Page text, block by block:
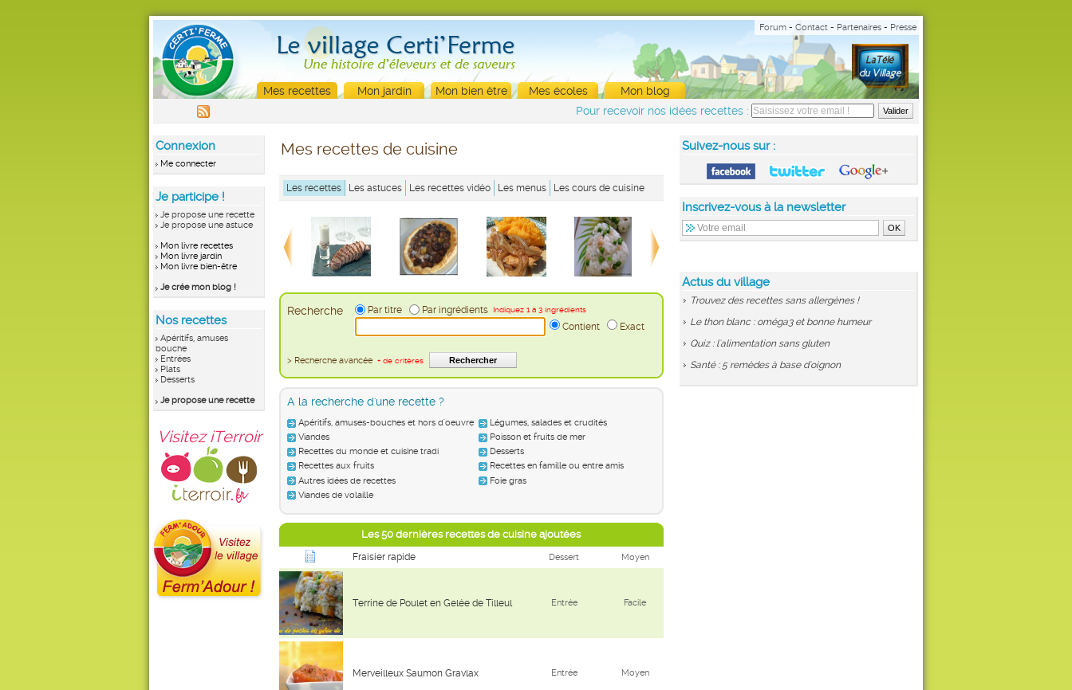
Forum - Contact - Partenaires - Presse
Mes recettes Mon jardin Mon bien être Mes écoles
Mon blog
Pour recevoir nos idées recettes :
Connexion
Me connecter
Je participe !
Je propose une recette
Je propose une astuce
Mon livre recettes
Mon livre jardin
Mon livre bien-être
Je crée mon blog !
Nos recettes
Apéritifs, amuses
bouche
Entrées
Plats
Desserts
Je propose une recette
Visitez iTerroir
Suivez-nous sur :
Inscrivez-vous à la newsletter
Actus du village
Trouvez des recettes sans allergènes !
Le thon blanc : oméga3 et bonne humeur
Quiz : l'alimentation sans gluten
Santé : 5 remèdes à base d'oignon
Mes recettes de cuisine
Les recettes Les astuces Les recettes vidéo Les menus Les cours de cuisine
Recherche Par titre Par ingrédients Indiquez 1 à 3 ingrédients
Contient Exact
> Recherche avancée + de critères
A la recherche d'une recette ?
Apéritifs, amuses-bouches et hors d'oeuvre
Légumes, salades et crudités
Viandes
Poisson et fruits de mer
Recettes du monde et cuisine tradi
Desserts
Recettes aux fruits
Recettes en famille ou entre amis
Autres idées de recettes
Foie gras
Viandes de volaille
Les 50 dernières recettes de cuisine ajoutées
Fraisier rapide Dessert Moyen
Terrine de Poulet en Gelée de Tilleul Entrée Facile
Merveilleux Saumon Gravlax Entrée Moyen